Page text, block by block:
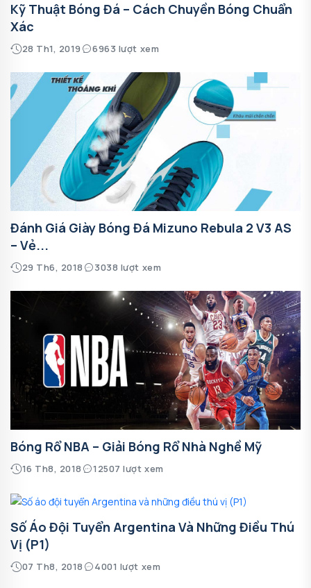
Kỹ Thuật Bóng Đá – Cách Chuyền Bóng Chuẩn
Xác
28 Th1, 2019 6963 lượt xem
Đánh Giá Giày Bóng Đá Mizuno Rebula 2 V3 AS
– Vẻ...
29 Th6, 2018 3038 lượt xem
Bóng Rổ NBA – Giải Bóng Rổ Nhà Nghề Mỹ
16 Th8, 2018 12507 lượt xem
Số Áo Đội Tuyển Argentina Và Những Điều Thú
Vị (P1)
07 Th8, 2018 4001 lượt xem